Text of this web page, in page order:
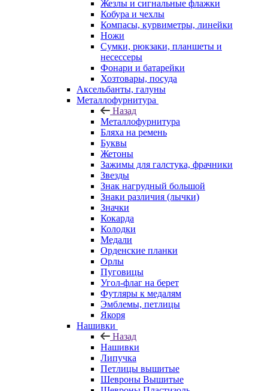
Жезлы и сигнальные флажки
Кобура и чехлы
Компасы, курвиметры, линейки
Ножи
Сумки, рюкзаки, планшеты и
несессеры
Фонари и батарейки
Хозтовары, посуда
Аксельбанты, галуны
Металлофурнитура
Назад
Металлофурнитура
Бляха на ремень
Буквы
Жетоны
Зажимы для галстука, фрачники
Звезды
Знак нагрудный большой
Знаки различия (лычки)
Значки
Кокарда
Колодки
Медали
Орденские планки
Орлы
Пуговицы
Угол-флаг на берет
Футляры к медалям
Эмблемы, петлицы
Якоря
Нашивки
Назад
Нашивки
Липучка
Петлицы вышитые
Шевроны Вышитые